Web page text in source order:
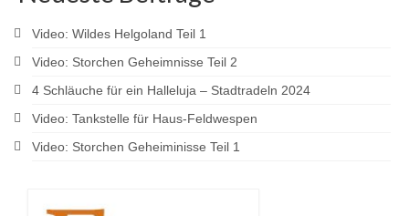
Video: Wildes Helgoland Teil 1
Video: Storchen Geheimnisse Teil 2
4 Schläuche für ein Halleluja – Stadtradeln 2024
Video: Tankstelle für Haus-Feldwespen
Video: Storchen Geheiminisse Teil 1